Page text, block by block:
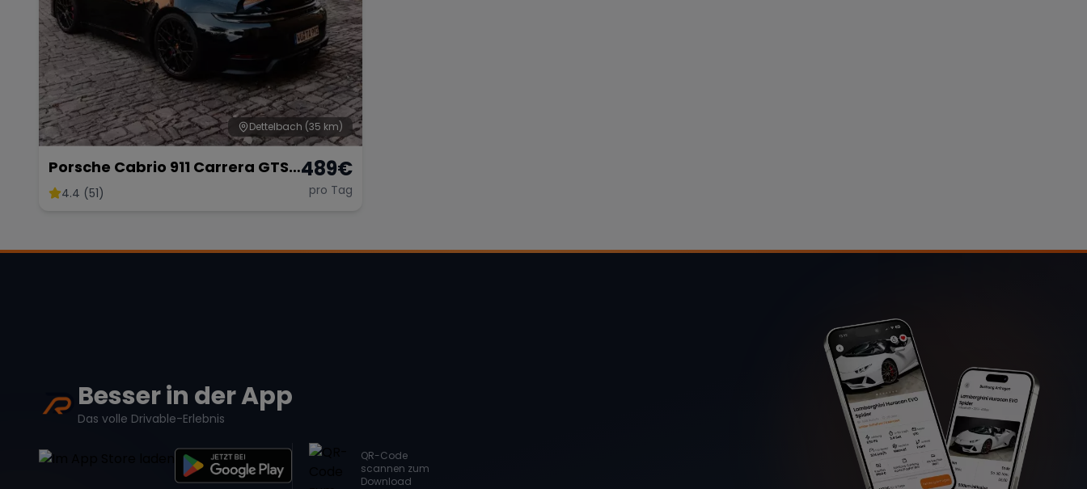
Dettelbach (35 km)
Porsche Cabrio 911 Carrera GTS
mieten
4.4 (51)
489€
pro Tag
Besser in der App
Das volle Drivable-Erlebnis
QR-Code
scannen zum
Download